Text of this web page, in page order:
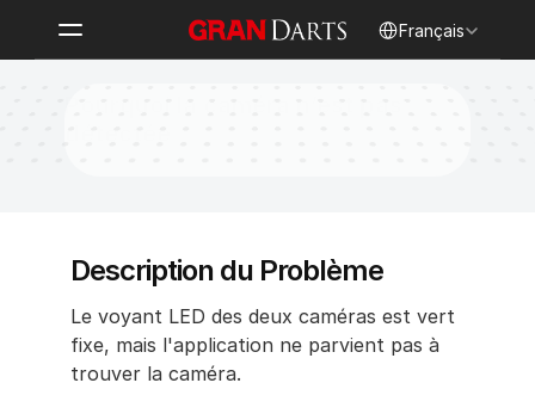
Français
Description du Problème
Le voyant LED des deux caméras est vert
fixe, mais l'application ne parvient pas à
trouver la caméra.